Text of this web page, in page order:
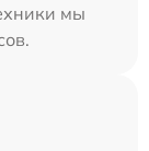
мы